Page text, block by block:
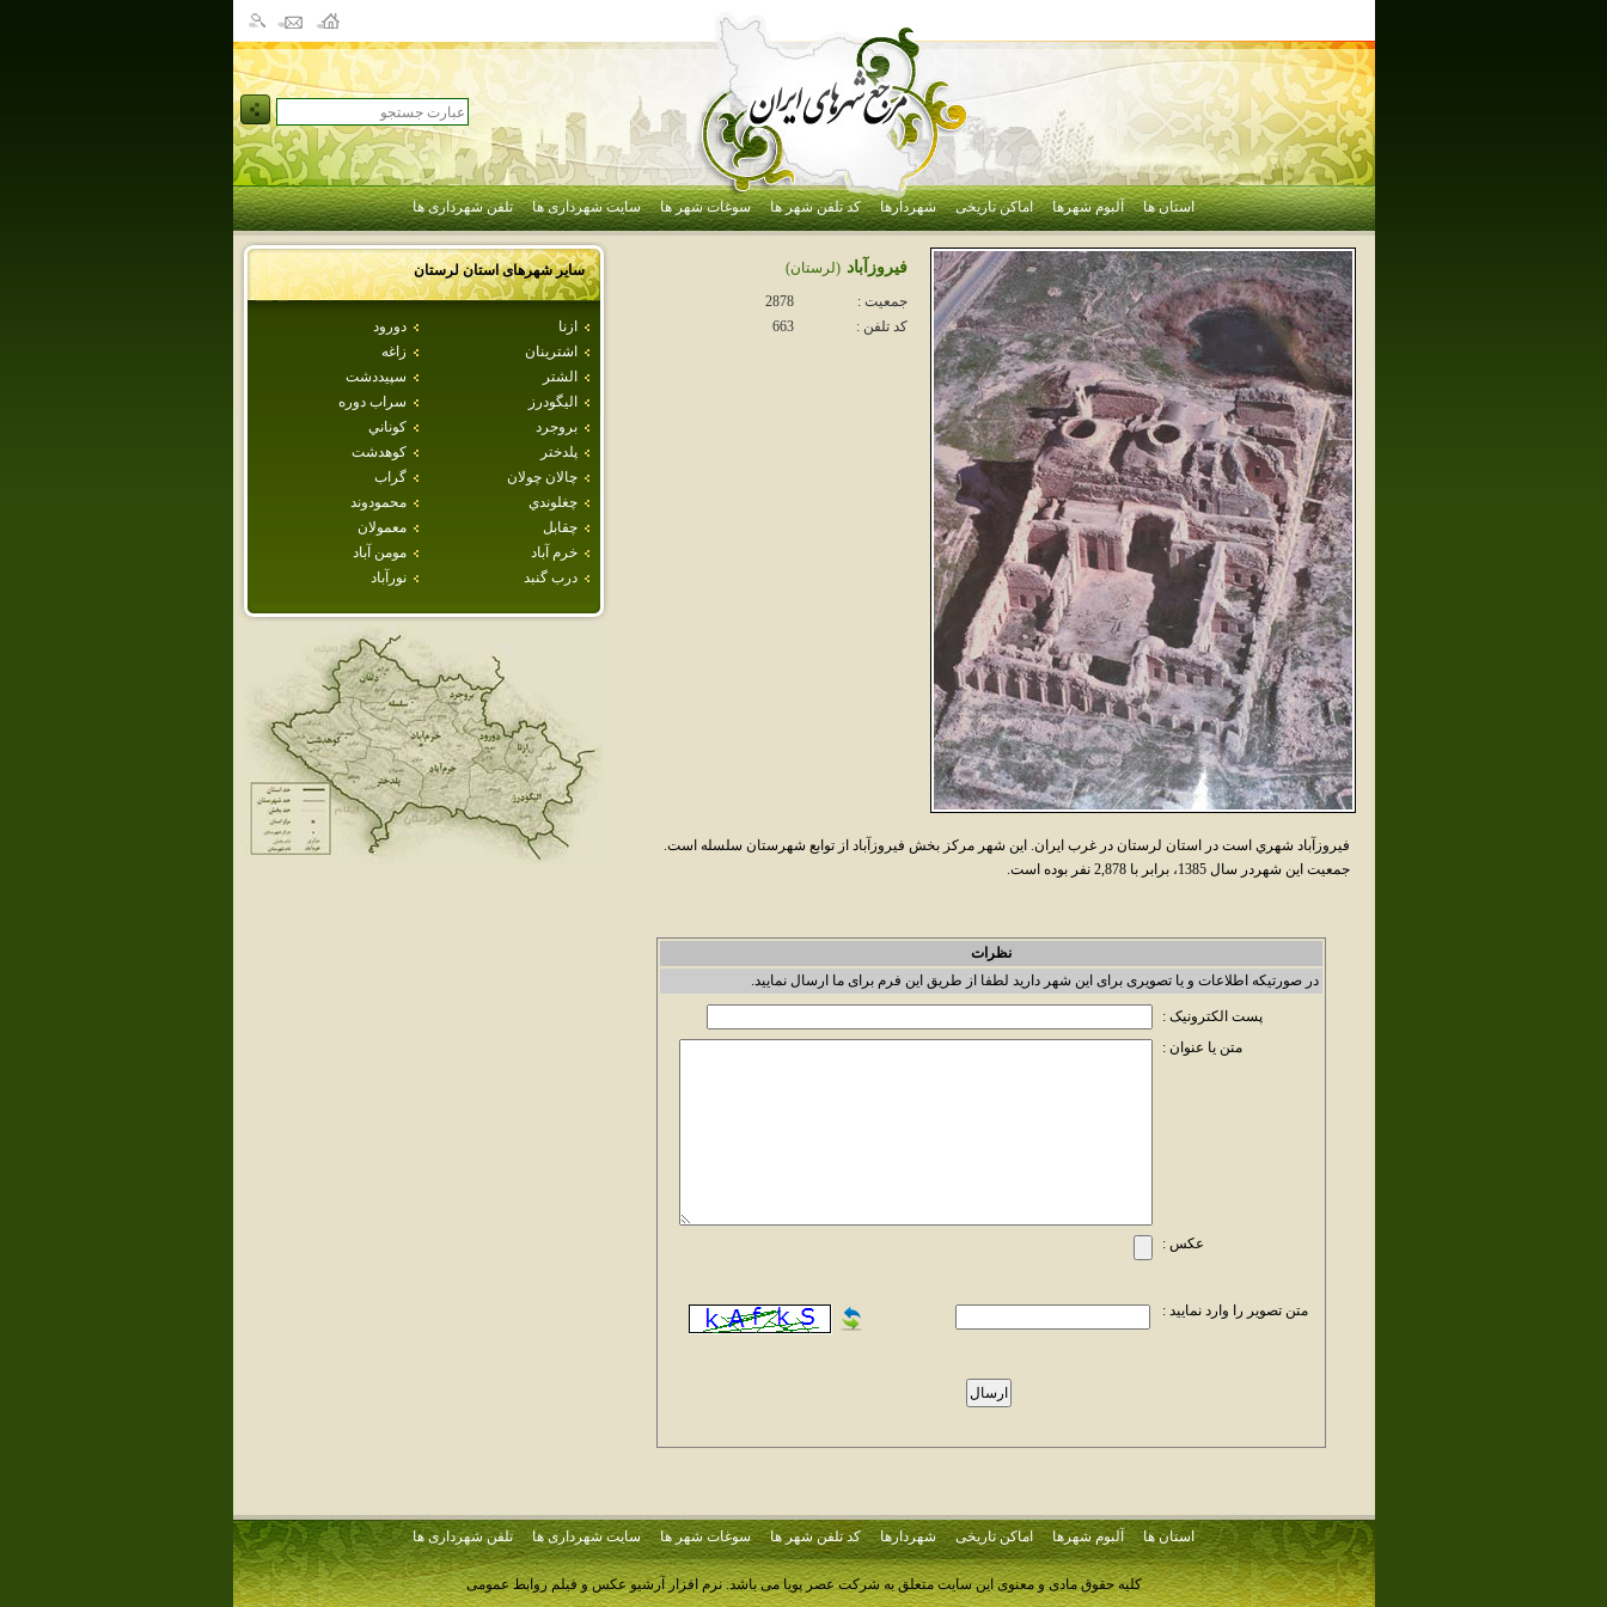
استان ها آلبوم شهرها اماکن تاریخی شهردارها کد تلفن شهر ها سوغات شهر ها سایت شهرداری ها تلفن شهرداری ها
سایر شهرهای استانلرستان
ازنا
دورود
اشترينان
زاغه
الشتر
سپيددشت
اليگودرز
سراب دوره
بروجرد
كوناني
پلدختر
كوهدشت
چالان چولان
گراب
چغلوندي
محمودوند
چقابل
معمولان
خرم آباد
مومن آباد
درب گنبد
نورآباد
فيروزآباد (لرستان)
جمعیت :
2878
کد تلفن :
663
فيروزآباد شهري است در استان لرستان در غرب ايران. اين شهر مرکز بخش فيروزآباد از توابع شهرستان سلسله است.
جمعيت اين شهردر سال 1385، برابر با 2,878 نفر بوده است.
نظرات
در صورتیکه اطلاعات و یا تصویری برای این شهر دارید لطفا از طریق این فرم برای ما ارسال نمایید.
پست الکترونیک :
متن یا عنوان :
عکس :
متن تصویر را وارد نمایید :
استان ها آلبوم شهرها اماکن تاریخی شهردارها کد تلفن شهر ها سوغات شهر ها سایت شهرداری ها تلفن شهرداری ها
کلیه حقوق مادی و معنوی این سایت متعلق به شرکت عصر پویا می باشد.نرم افزار آرشیو عکس و فیلم روابط عمومی